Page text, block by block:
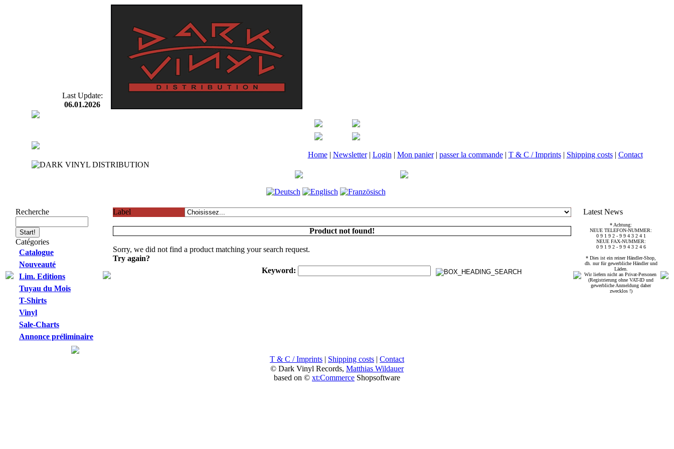
Last Update:
06.01.2026
Home| Newsletter| Login | Mon panier| passer la commande| T & C / Imprints| Shipping costs| Contact
Recherche
Catégories
Catalogue
Nouveauté
Lim. Editions
Tuyau du Mois
T-Shirts
Vinyl
Sale-Charts
Annonce préliminaire
Label
Product not found!
Sorry, we did not find a product matching your search request.
Try again?
Keyword:
Latest News
* Achtung:
NEUE TELEFON-NUMMER:
0 9 1 9 2 - 9 9 4 3 2 4 1
NEUE FAX-NUMMER:
0 9 1 9 2 - 9 9 4 3 2 4 6
* Dies ist ein reiner Händler-Shop,
dh. nur für gewerbliche Händler und
Läden.
Wir liefern nicht an Privat-Personen
(Registrierung ohne VAT-ID und
gewerbliche Anmeldung daher
zwecklos !)
T & C / Imprints | Shipping costs | Contact
© Dark Vinyl Records, Matthias Wildauer
based on © xt:Commerce Shopsoftware